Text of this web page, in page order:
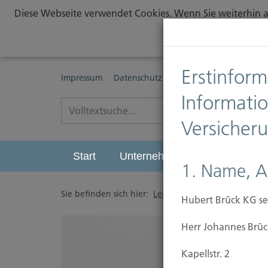
Diese Webseite verwendet Cookies. Wenn Sie
Impressum Datenschutz Erstinformationspflichten
Start Unternehmen
Sie befinden sich hier: Leistungen Vorsorgen
1. Name,
Hubert Brück KG
Herr Johannes
Kapellstr. 2